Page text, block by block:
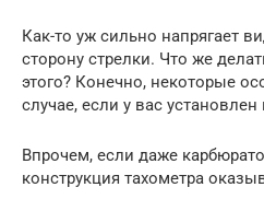
Как-то уж сильно напрягает
сторону стрелки. Что же
этого? Конечно, некоторые
случае, если у вас
Впрочем, если даже
конструкция тахометра